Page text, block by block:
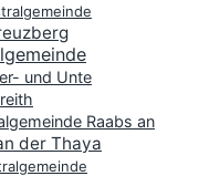
und Unte
Raabs an
der Thaya